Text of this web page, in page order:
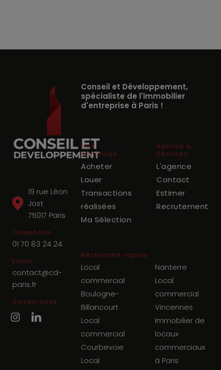
19 rue Léon
Jost
75017 Paris
Téléphone
01 70 83 24 24
Email
contact@cd-
paris.fr
Suivez-nous
Conseil et Développement,
spécialiste de l'immobilier
d'entreprise à Paris !
Nos
annonces
Acheter
Louer
Transactions
réalisées
Ma Sélection
Agence &
Services
L'agence
Contact
Estimer
Recrutement
Recherche rapide
Local
commercial
Boulogne-
Billancourt
Local
commercial
Courbevoie
Local
Nanterre
Local
commercial
Vincennes
Immobilier de
locaux
commerciaux
à Paris